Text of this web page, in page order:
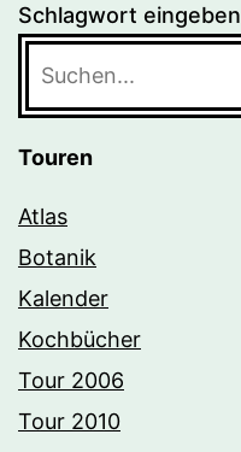
Schlagwort eingeben
Touren
Atlas
Botanik
Kalender
Kochbücher
Tour 2006
Tour 2010